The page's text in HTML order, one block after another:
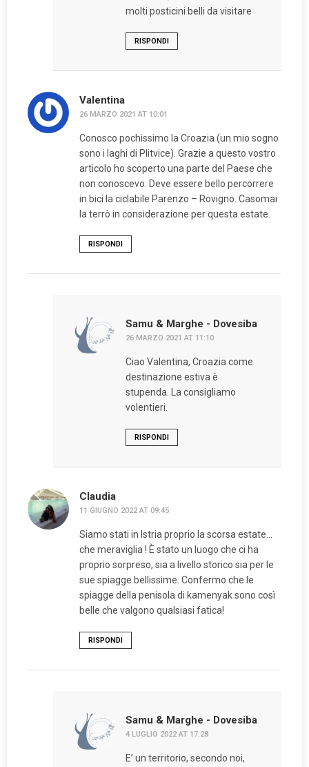
molti posticini belli da visitare
RISPONDI
Valentina
26 MARZO 2021 AT 10:01
Conosco pochissimo la Croazia (un mio sogno
sono i laghi di Plitvice). Grazie a questo vostro
articolo ho scoperto una parte del Paese che
non conoscevo. Deve essere bello percorrere
in bici la ciclabile Parenzo – Rovigno. Casomai
la terrò in considerazione per questa estate.
RISPONDI
Samu & Marghe - Dovesiba
26 MARZO 2021 AT 11:10
Ciao Valentina, Croazia come
destinazione estiva è
stupenda. La consigliamo
volentieri.
RISPONDI
Claudia
11 GIUGNO 2022 AT 09:45
Siamo stati in Istria proprio la scorsa estate…
che meraviglia ! È stato un luogo che ci ha
proprio sorpreso, sia a livello storico sia per le
sue spiagge bellissime. Confermo che le
spiagge della penisola di kamenyak sono così
belle che valgono qualsiasi fatica!
RISPONDI
Samu & Marghe - Dovesiba
4 LUGLIO 2022 AT 17:28
E’ un territorio, secondo noi,